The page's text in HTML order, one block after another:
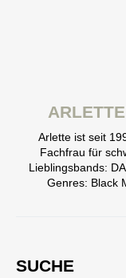
Arlette ist seit
Fachfrau für
Lieblingsbands:
Genres: Black
SUCHE